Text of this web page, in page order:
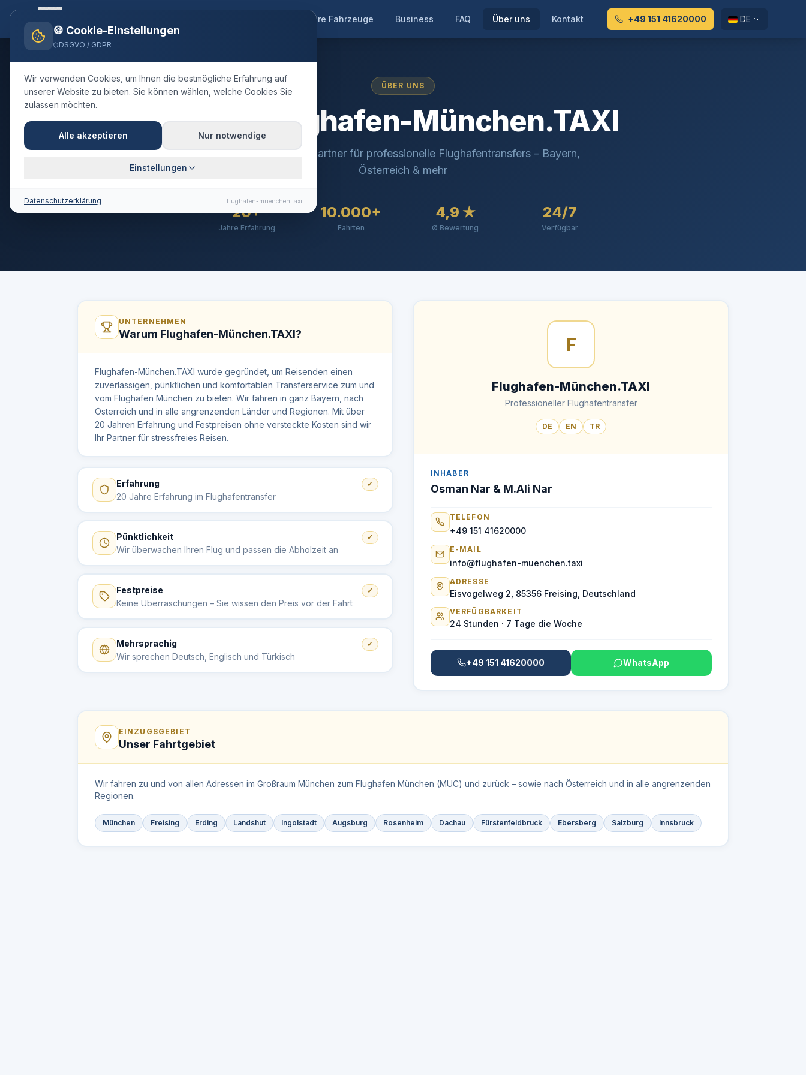
Unsere Fahrzeuge Business FAQ Über uns Kontakt +49 151 41620000 DE
ÜBER UNS
Über Flughafen-München.TAXI
Ihr zuverlässiger Partner für professionelle Flughafentransfers – Bayern,
Österreich & mehr
20+
Jahre Erfahrung
10.000+
Fahrten
4,9 ★
Ø Bewertung
24/7
Verfügbar
UNTERNEHMEN
Warum Flughafen-München.TAXI?
Flughafen-München.TAXI wurde gegründet, um Reisenden einen
zuverlässigen, pünktlichen und komfortablen Transferservice zum und
vom Flughafen München zu bieten. Wir fahren in ganz Bayern, nach
Österreich und in alle angrenzenden Länder und Regionen. Mit über
20 Jahren Erfahrung und Festpreisen ohne versteckte Kosten sind wir
Ihr Partner für stressfreies Reisen.
Erfahrung
20 Jahre Erfahrung im Flughafentransfer
✓
Pünktlichkeit
Wir überwachen Ihren Flug und passen die Abholzeit an
✓
Festpreise
Keine Überraschungen – Sie wissen den Preis vor der Fahrt
✓
Mehrsprachig
Wir sprechen Deutsch, Englisch und Türkisch
✓
F
Flughafen-München.TAXI
Professioneller Flughafentransfer
DE EN TR
INHABER
Osman Nar & M.Ali Nar
TELEFON
+49 151 41620000
E-MAIL
info@flughafen-muenchen.taxi
ADRESSE
Eisvogelweg 2, 85356 Freising, Deutschland
VERFÜGBARKEIT
24 Stunden · 7 Tage die Woche
+49 151 41620000 WhatsApp
EINZUGSGEBIET
Unser Fahrtgebiet
Wir fahren zu und von allen Adressen im Großraum München zum Flughafen München (MUC) und zurück – sowie nach Österreich und in alle angrenzenden
Regionen.
München Freising Erding Landshut Ingolstadt Augsburg Rosenheim Dachau Fürstenfeldbruck Ebersberg Salzburg Innsbruck
🍪 Cookie-Einstellungen
DSGVO / GDPR
Wir verwenden Cookies, um Ihnen die bestmögliche Erfahrung auf
unserer Website zu bieten. Sie können wählen, welche Cookies Sie
zulassen möchten.
Alle akzeptieren Nur notwendige
Einstellungen
Datenschutzerklärung flughafen-muenchen.taxi